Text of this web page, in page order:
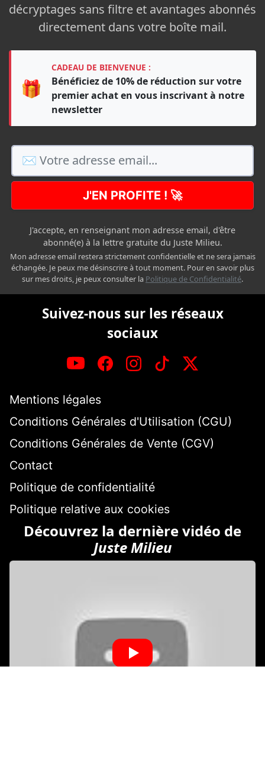
décryptages sans filtre et avantages abonnés
directement dans votre boîte mail.
🎁
CADEAU DE BIENVENUE :
Bénéficiez de 10% de réduction sur votre
premier achat en vous inscrivant à notre
newsletter
J'EN PROFITE ! 🚀
J'accepte, en renseignant mon adresse email, d'être
abonné(e) à la lettre gratuite du Juste Milieu.
Mon adresse email restera strictement confidentielle et ne sera jamais
échangée. Je peux me désinscrire à tout moment. Pour en savoir plus
sur mes droits, je peux consulter la Politique de Confidentialité.
Suivez-nous sur les réseaux
sociaux
Mentions légales
Conditions Générales d'Utilisation (CGU)
Conditions Générales de Vente (CGV)
Contact
Politique de confidentialité
Politique relative aux cookies
Découvrez la dernière vidéo de
Juste Milieu